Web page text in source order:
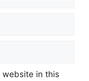
website in this